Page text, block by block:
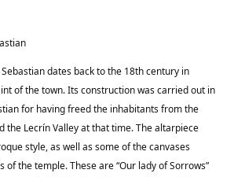
dates back to the 18th century in
of the town. Its construction was carried out in
for having freed the inhabitants from the
the Lecrín Valley at that time. The altarpiece
style, as well as some of the canvases
of the temple. These are “Our lady of Sorrows”